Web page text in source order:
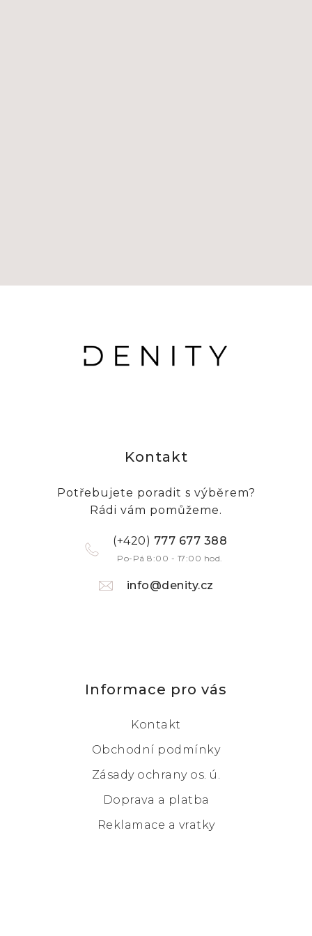
Kontakt
Potřebujete poradit s výběrem?
Rádi vám pomůžeme.
(+420) 777 677 388
Po-Pá 8:00 - 17:00 hod.
info@denity.cz
Informace pro vás
Kontakt
Obchodní podmínky
Zásady ochrany os. ú.
Doprava a platba
Reklamace a vratky